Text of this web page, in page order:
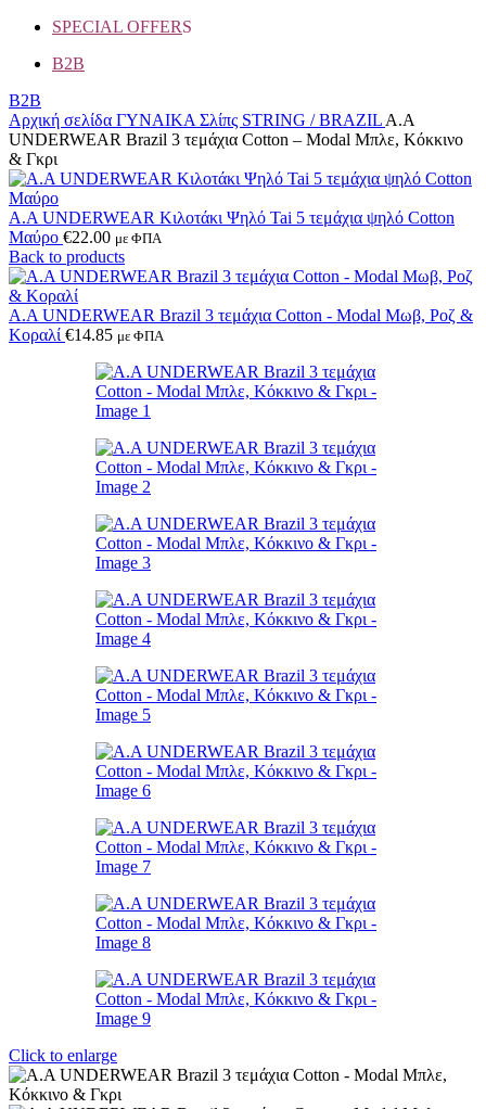
SPECIAL OFFERS
B2B
B2B
Αρχική σελίδα ΓΥΝΑΙΚΑ Σλίπς STRING / BRAZIL A.A
UNDERWEAR Brazil 3 τεμάχια Cotton – Modal Μπλε, Κόκκινο
& Γκρι
A.A UNDERWEAR Κιλοτάκι Ψηλό Tai 5 τεμάχια ψηλό Cotton
Μαύρο €22.00 με ΦΠΑ
Back to products
A.A UNDERWEAR Brazil 3 τεμάχια Cotton - Modal Μωβ, Ροζ &
Κοραλί €14.85 με ΦΠΑ
Click to enlarge